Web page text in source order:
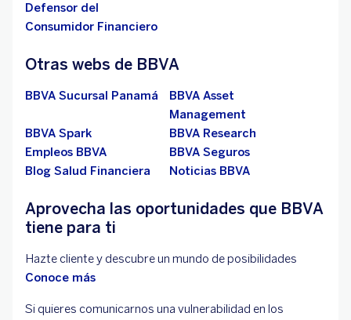
Defensor del
Consumidor Financiero
Otras webs de BBVA
BBVA Sucursal Panamá
BBVA Asset
Management
BBVA Spark
BBVA Research
Empleos BBVA
BBVA Seguros
Blog Salud Financiera
Noticias BBVA
Aprovecha las oportunidades que BBVA
tiene para ti
Hazte cliente y descubre un mundo de posibilidades
Conoce más
Si quieres comunicarnos una vulnerabilidad en los